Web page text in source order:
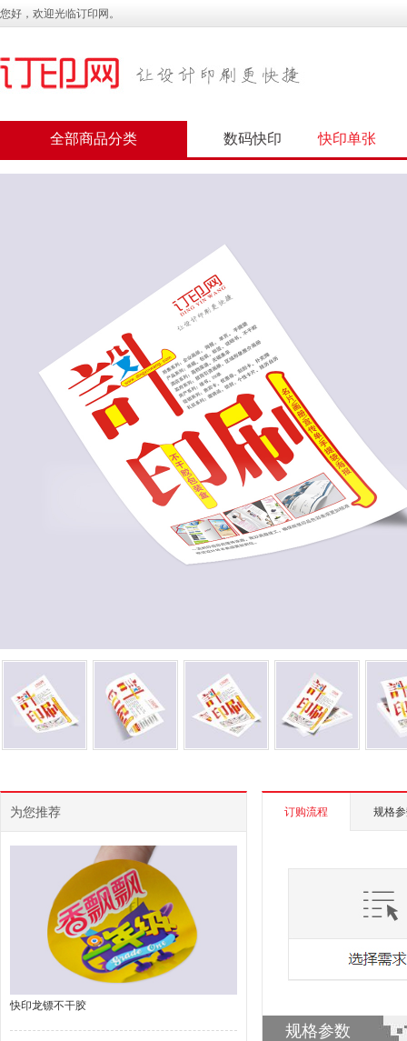
您好，欢迎光临订印网。
全部商品分类 数码快印 快印单张
为您推荐
快印龙镖不干胶
订购流程 规格
规格参数